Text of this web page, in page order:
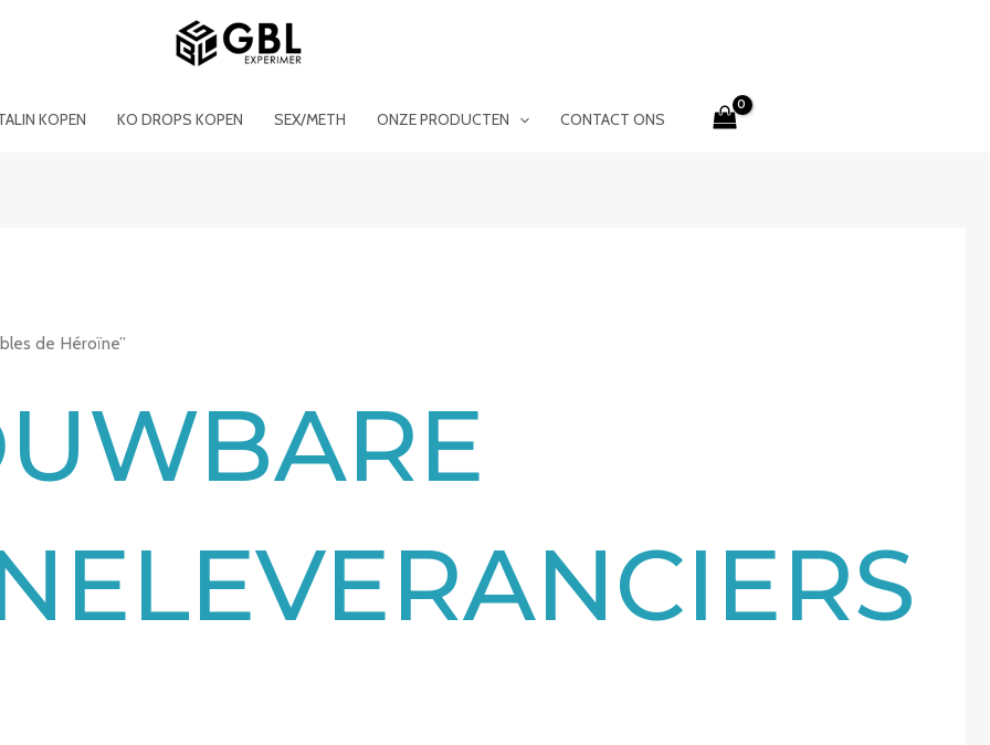
KOPEN KO DROPS KOPEN SEX/METH ONZE PRODUCTEN CONTACT ONS
de Héroïne”